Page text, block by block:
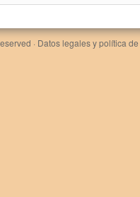
· Datos legales y política